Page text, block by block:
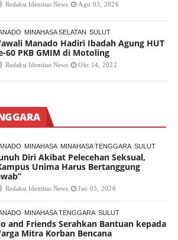
Redaksi Identitas News Agu 03, 2026
MINAHASA SELATAN SULUT
Manado Hadiri Ibadah Agung HUT
60 PKB GMIM di Motoling
Redaksi Identitas News Okt 14, 2022
MINAHASA MINAHASA TENGGARA SULUT
Diri Akibat Pelecehan Seksual,
Unima Harus Bertanggung
Redaksi Identitas News Jan 03, 2026
MINAHASA TENGGARA SULUT
and Friends Serahkan Bantuan kepada
Mitra Korban Bencana